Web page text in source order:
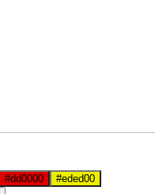
#dd0000
#eded00